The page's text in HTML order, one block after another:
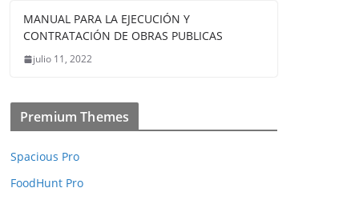
MANUAL PARA LA EJECUCIÓN Y
CONTRATACIÓN DE OBRAS PUBLICAS
julio 11, 2022
Premium Themes
Spacious Pro
FoodHunt Pro